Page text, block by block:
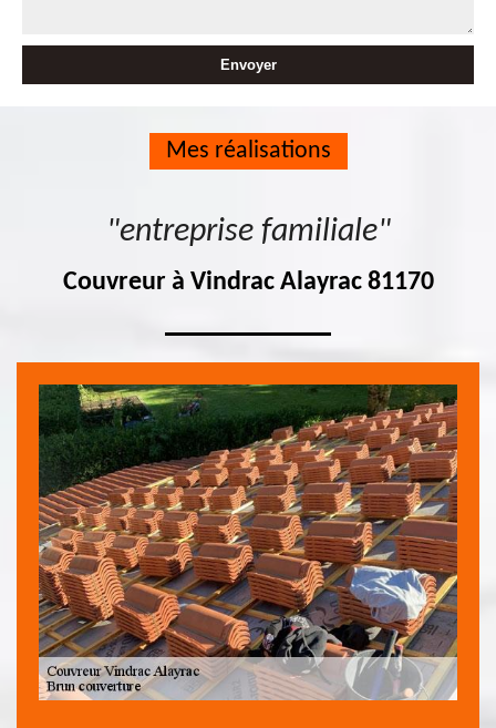
Mes réalisations
"entreprise familiale"
Couvreur à Vindrac Alayrac 81170